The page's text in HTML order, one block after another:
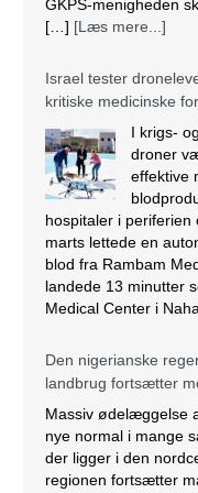
GKPS-menigheden
[…] [Læs mere...]
Israel tester
kritiske medicinske
I krigs-
droner
effektive
hospitaler i periferien
marts lettede en
blod fra Rambam
landede 13 minutter
Medical Center i
Den nigerianske
landbrug fortsætter
Massiv ødelæggelse
nye normal i mange
der ligger i den
regionen fortsætter